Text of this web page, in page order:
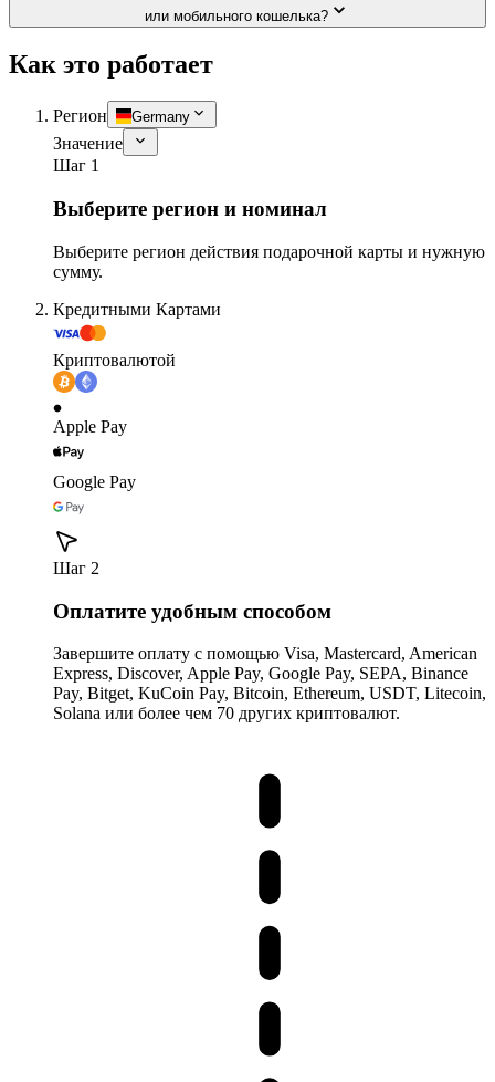
или мобильного кошелька?
Как это работает
Регион Germany
Значение
Шаг 1
Выберите регион и номинал
Выберите регион действия подарочной карты и нужную
сумму.
Кредитными Картами
Криптовалютой
Apple Pay
Google Pay
Шаг 2
Оплатите удобным способом
Завершите оплату с помощью Visa, Mastercard, American
Express, Discover, Apple Pay, Google Pay, SEPA, Binance
Pay, Bitget, KuCoin Pay, Bitcoin, Ethereum, USDT, Litecoin,
Solana или более чем 70 других криптовалют.